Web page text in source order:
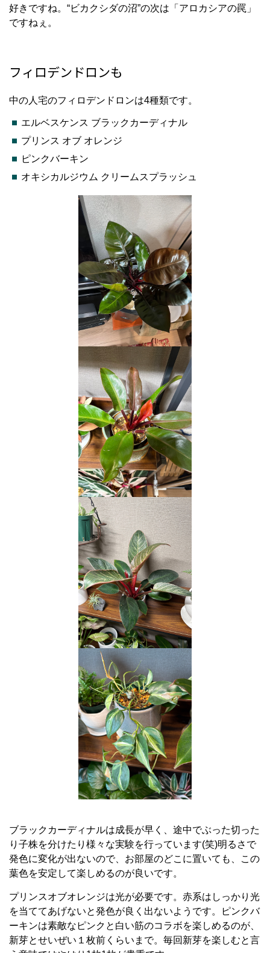
好きですね。“ビカクシダの沼”の次は「アロカシアの罠」
ですねぇ。
フィロデンドロンも
中の人宅のフィロデンドロンは4種類です。
エルベスケンス ブラックカーディナル
プリンス オブ オレンジ
ピンクバーキン
オキシカルジウム クリームスプラッシュ
ブラックカーディナルは成長が早く、途中でぶった切った
り子株を分けたり様々な実験を行っています(笑)明るさで
発色に変化が出ないので、お部屋のどこに置いても、この
葉色を安定して楽しめるのが良いです。
プリンスオブオレンジは光が必要です。赤系はしっかり光
を当ててあげないと発色が良く出ないようです。ピンクバ
ーキンは素敵なピンクと白い筋のコラボを楽しめるのが、
新芽とせいぜい１枚前くらいまで。毎回新芽を楽しむと言